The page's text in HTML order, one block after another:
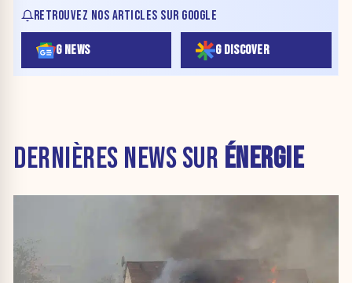
RETROUVEZ NOS ARTICLES SUR GOOGLE
G NEWS G DISCOVER
DERNIÈRES NEWS SUR ÉNERGIE